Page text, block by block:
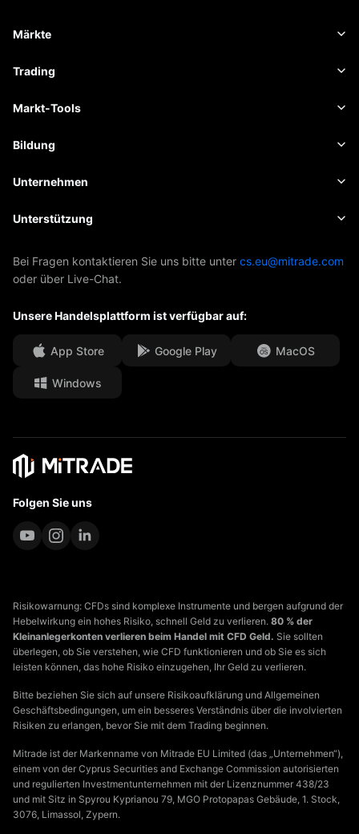
Märkte
Forex
Rohstoffe
Trading
Handelsplattform
Risikomanagement
Markt-Tools
Wirtschaftskalender
Nachrichten
Bildung
Grundlagen
Insights
Unternehmen
Über Mitrade
Unsere Auszeichnungen
Medienzentrum
Karrierechancen
Rechtsdokumente
Unterstützung
Hilfe-Center
Häufig gestellte Fragen
Bei Fragen kontaktieren Sie uns bitte unter cs.eu@mitrade.com
oder über Live-Chat.
Unsere Handelsplattform ist verfügbar auf:
App Store Google Play MacOS
Windows
Folgen Sie uns
Risikowarnung: CFDs sind komplexe Instrumente und bergen aufgrund der
Hebelwirkung ein hohes Risiko, schnell Geld zu verlieren. 80 % der
Kleinanlegerkonten verlieren beim Handel mit CFD Geld. Sie sollten
überlegen, ob Sie verstehen, wie CFD funktionieren und ob Sie es sich
leisten können, das hohe Risiko einzugehen, Ihr Geld zu verlieren.
Bitte beziehen Sie sich auf unsere Risikoaufklärung und Allgemeinen
Geschäftsbedingungen, um ein besseres Verständnis über die involvierten
Risiken zu erlangen, bevor Sie mit dem Trading beginnen.
Mitrade ist der Markenname von Mitrade EU Limited (das „Unternehmen“),
einem von der Cyprus Securities and Exchange Commission autorisierten
und regulierten Investmentunternehmen mit der Lizenznummer 438/23
und mit Sitz in Spyrou Kyprianou 79, MGO Protopapas Gebäude, 1. Stock,
3076, Limassol, Zypern.